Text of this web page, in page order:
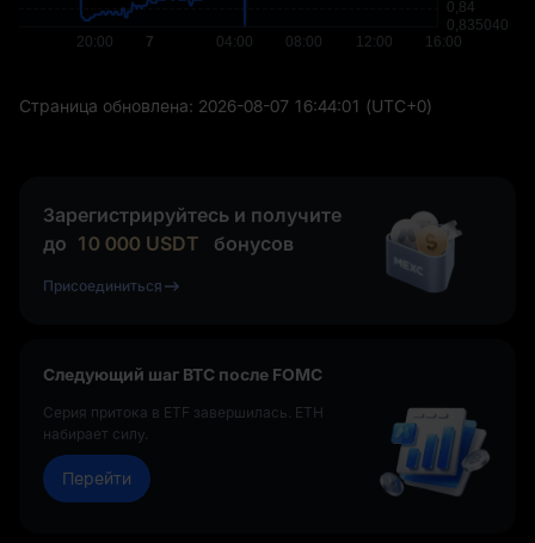
Страница обновлена: 2026-08-07 16:44:01 (UTC+0)
Зарегистрируйтесь и получите
до 10 000 USDT бонусов
Присоединиться
Следующий шаг BTC после FOMC
Серия притока в ETF завершилась. ETH
набирает силу.
Перейти